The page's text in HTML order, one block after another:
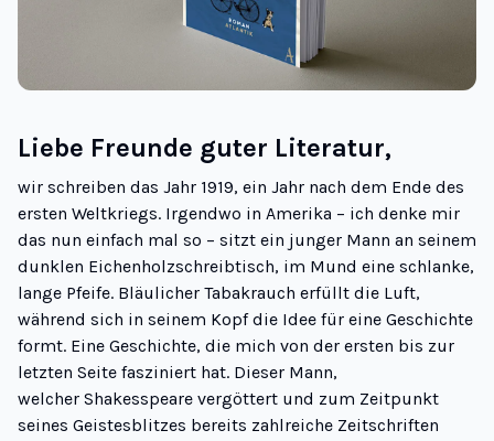
Liebe Freunde guter Literatur,
wir schreiben das Jahr 1919, ein Jahr nach dem Ende des
ersten Weltkriegs. Irgendwo in Amerika – ich denke mir
das nun einfach mal so – sitzt ein junger Mann an seinem
dunklen Eichenholzschreibtisch, im Mund eine schlanke,
lange Pfeife. Bläulicher Tabakrauch erfüllt die Luft,
während sich in seinem Kopf die Idee für eine Geschichte
formt. Eine Geschichte, die mich von der ersten bis zur
letzten Seite fasziniert hat. Dieser Mann,
welcher Shakesspeare vergöttert und zum Zeitpunkt
seines Geistesblitzes bereits zahlreiche Zeitschriften